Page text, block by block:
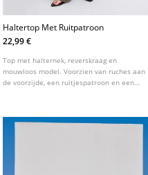
Haltertop Met Ruitpatroon
22,99 €
Top met halternek, reverskraag en
mouwloos model. Voorzien van ruches aan
de voorzijde, een ruitjespatroon en een